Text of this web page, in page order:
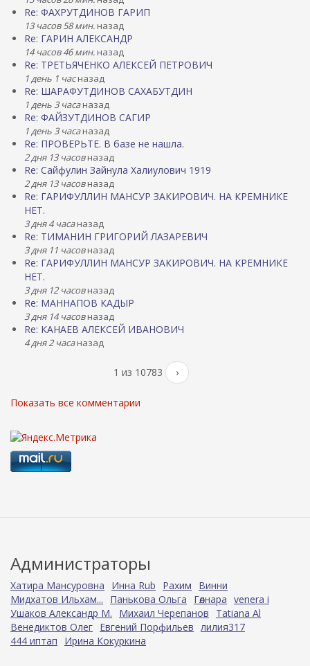
Re: ФАХРУТДИНОВ ГАРИП
13 часов 58 мин. назад
Re: ГАРИН АЛЕКСАНДР
14 часов 46 мин. назад
Re: ТРЕТЬЯЧЕНКО АЛЕКСЕЙ ПЕТРОВИЧ
1 день 1 часназад
Re: ШАРАФУТДИНОВ САХАБУТДИН
1 день 3 часаназад
Re: ФАЙЗУТДИНОВ САГИР
1 день 3 часаназад
Re: ПРОВЕРЬТЕ. В базе не нашла.
2 дня 13 часовназад
Re: Сайфулин Зайнула Халиулович 1919
2 дня 13 часовназад
Re: ГАРИФУЛЛИН МАНСУР ЗАКИРОВИЧ. НА КРЕМНИКЕ
НЕТ.
3 дня 4 часаназад
Re: ТИМАНИН ГРИГОРИЙ ЛАЗАРЕВИЧ
3 дня 11 часовназад
Re: ГАРИФУЛЛИН МАНСУР ЗАКИРОВИЧ. НА КРЕМНИКЕ
НЕТ.
3 дня 12 часовназад
Re: МАННАПОВ КАДЫР
3 дня 14 часовназад
Re: КАНАЕВ АЛЕКСЕЙ ИВАНОВИЧ
4 дня 2 часаназад
1 из 10783 ›
Показать все комментарии
Администраторы
Хатира Мансуровна Инна Rub Рахим
Винни
Мидхатов Ильхам...
Панькова Ольга Гөлнара venera i
Ушаков Александр М.
Михаил Черепанов
Tatiana Al
Венедиктов Олег Евгений Порфильев лилия317
444 иптап
Ирина Кокуркина